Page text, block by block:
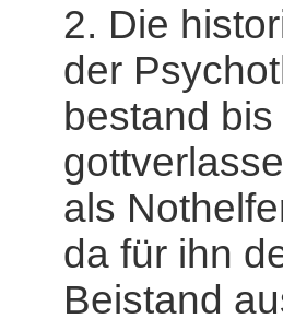
2. Die
der
bestand
als
da für ihn
Beistand